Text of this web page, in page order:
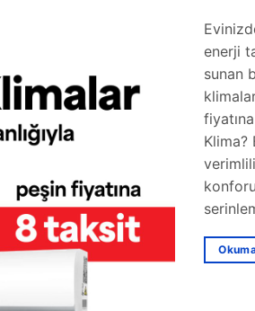
enerji
sunan
Klima?